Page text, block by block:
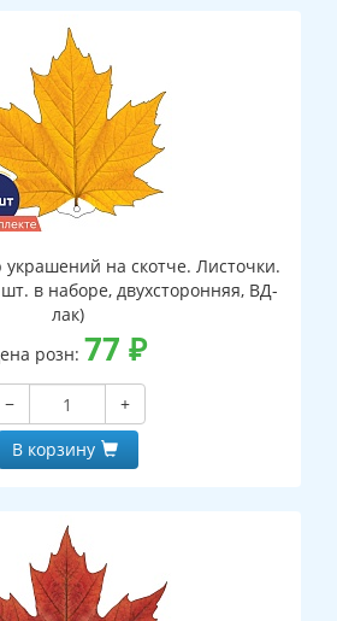
на скотче. Листочки.
в наборе, двухсторонняя, ВД-
лак)
розн: 77 ₽
−
+
В корзину